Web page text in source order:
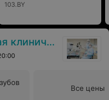
103.BY
больница
Все цены